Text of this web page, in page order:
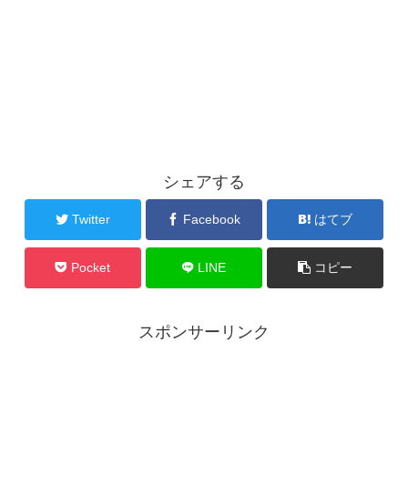
シェアする
Twitter Facebook はてブ
Pocket LINE コピー
スポンサーリンク